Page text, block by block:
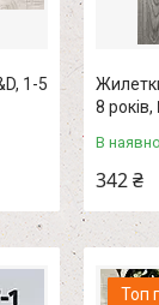
1-5
8
В
342 ₴
Топ